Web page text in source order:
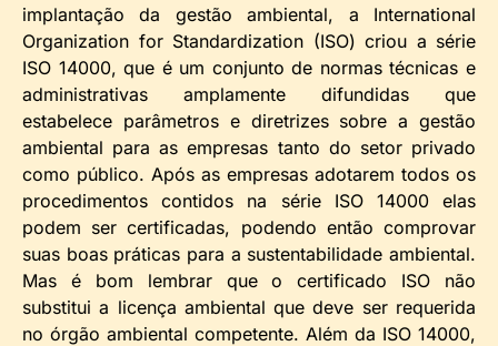
implantação da gestão ambiental, a International
Organization for Standardization (ISO) criou a série
ISO 14000, que é um conjunto de normas técnicas e
administrativas amplamente difundidas que
estabelece parâmetros e diretrizes sobre a gestão
ambiental para as empresas tanto do setor privado
como público. Após as empresas adotarem todos os
procedimentos contidos na série ISO 14000 elas
podem ser certificadas, podendo então comprovar
suas boas práticas para a sustentabilidade ambiental.
Mas é bom lembrar que o certificado ISO não
substitui a licença ambiental que deve ser requerida
no órgão ambiental competente. Além da ISO 14000,